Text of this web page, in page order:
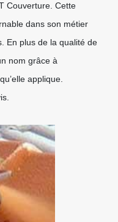
Couverture. Cette
dans son métier
En plus de la qualité de
nom grâce à
applique.